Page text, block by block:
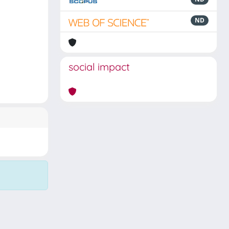
ND
social impact